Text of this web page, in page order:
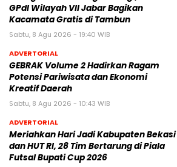
GPdI Wilayah VII Jabar Bagikan
Kacamata Gratis di Tambun
Sabtu, 8 Agu 2026 - 19:40 WIB
ADVERTORIAL
GEBRAK Volume 2 Hadirkan Ragam
Potensi Pariwisata dan Ekonomi
Kreatif Daerah
Sabtu, 8 Agu 2026 - 10:43 WIB
ADVERTORIAL
Meriahkan Hari Jadi Kabupaten Bekasi
dan HUT RI, 28 Tim Bertarung di Piala
Futsal Bupati Cup 2026